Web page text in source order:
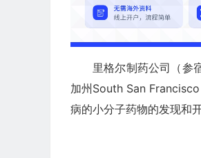
里格尔制药公司（参
加州South San
病的小分子药物的发现和开